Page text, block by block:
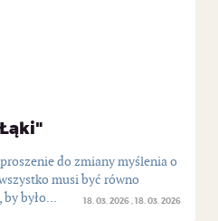
18. 03. 2026 18. 03. 2026
do zmiany myślenia o
musi być równo
było...